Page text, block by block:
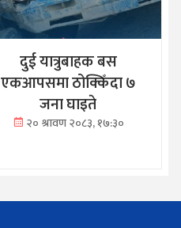
दुई यात्रुबाहक बस
एकआपसमा ठोक्किँदा ७
जना घाइते
२० श्रावण २०८३, १७:३०